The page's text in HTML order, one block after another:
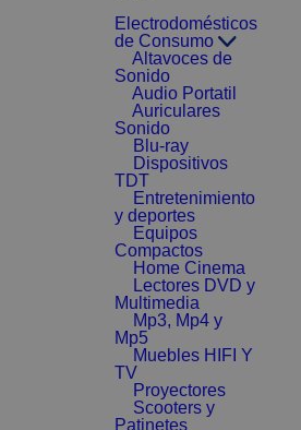
Electrodomésticos
de Consumo
Altavoces de
Sonido
Audio Portatil
Auriculares
Sonido
Blu-ray
Dispositivos
TDT
Entretenimiento
y deportes
Equipos
Compactos
Home Cinema
Lectores DVD y
Multimedia
Mp3, Mp4 y
Mp5
Muebles HIFI Y
TV
Proyectores
Scooters y
Patinetes